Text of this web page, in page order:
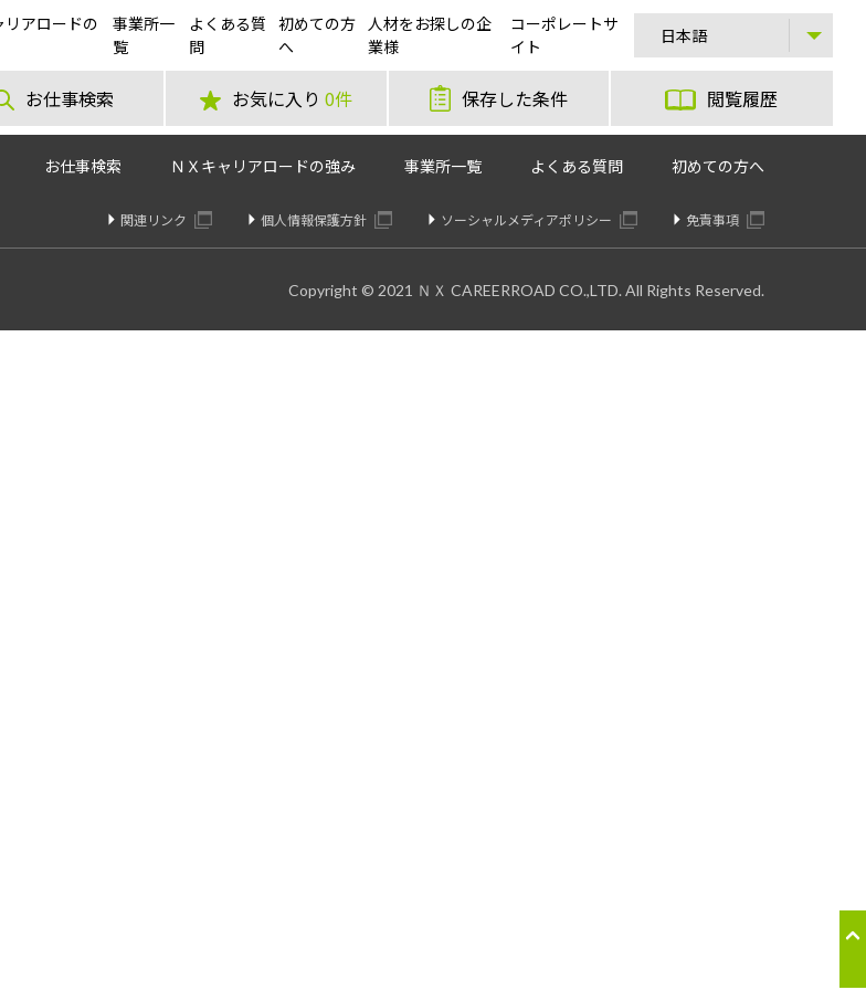
リアロードの
事業所一
覧
よくある質
問
初めての方
へ
人材をお探しの企
業様
コーポレートサ
イト
お仕事検索 お気に入り 0件 保存した条件 閲覧履歴
んか？】週3～スタート！倉庫内軽作業スタッフ大募集！
お仕事検索 ＮＸキャリアロードの強み 事業所一覧 よくある質問 初めての方へ
関連リンク 個人情報保護方針 ソーシャルメディアポリシー 免責事項
Copyright © 2021 ＮＸ CAREERROAD CO.,LTD. All Rights Reserved.